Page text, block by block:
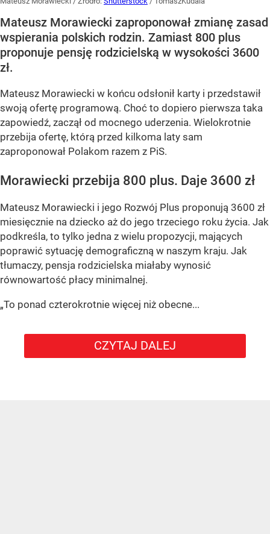
Mateusz Morawiecki zaproponował zmianę zasad
wspierania polskich rodzin. Zamiast 800 plus
proponuje pensję rodzicielską w wysokości 3600
zł.
Mateusz Morawiecki w końcu odsłonił karty i przedstawił
swoją ofertę programową. Choć to dopiero pierwsza taka
zapowiedź, zaczął od mocnego uderzenia. Wielokrotnie
przebija ofertę, którą przed kilkoma laty sam
zaproponował Polakom razem z PiS.
Morawiecki przebija 800 plus. Daje 3600 zł
Mateusz Morawiecki i jego Rozwój Plus proponują 3600 zł
miesięcznie na dziecko aż do jego trzeciego roku życia. Jak
podkreśla, to tylko jedna z wielu propozycji, mających
poprawić sytuację demograficzną w naszym kraju. Jak
tłumaczy, pensja rodzicielska miałaby wynosić
równowartość płacy minimalnej.
„To ponad czterokrotnie więcej niż obecne...
CZYTAJ DALEJ